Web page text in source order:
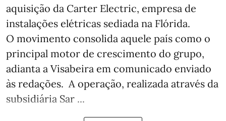
aquisição da Carter Electric, empresa de
instalações elétricas sediada na Flórida.
O movimento consolida aquele país como o
principal motor de crescimento do grupo,
adianta a Visabeira em comunicado enviado
às redações. A operação, realizada através da
subsidiária Sar ...